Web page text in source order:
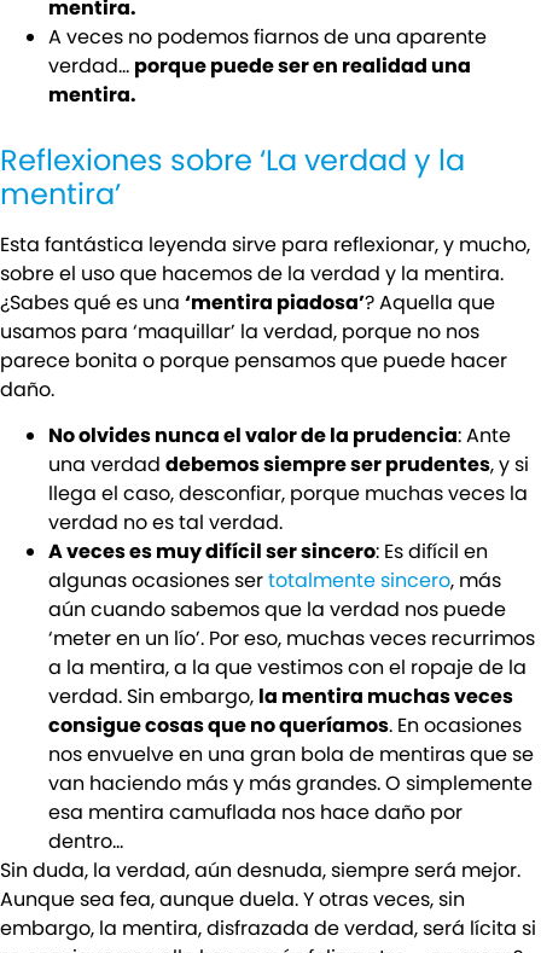
mentira.
A veces no podemos fiarnos de una aparente
verdad… porque puede ser en realidad una
mentira.
Reflexiones sobre ‘La verdad y la
mentira’
Esta fantástica leyenda sirve para reflexionar, y mucho,
sobre el uso que hacemos de la verdad y la mentira.
¿Sabes qué es una ‘mentira piadosa’? Aquella que
usamos para ‘maquillar’ la verdad, porque no nos
parece bonita o porque pensamos que puede hacer
daño.
No olvides nunca el valor de la prudencia: Ante
una verdad debemos siempre ser prudentes, y si
llega el caso, desconfiar, porque muchas veces la
verdad no es tal verdad.
A veces es muy difícil ser sincero: Es difícil en
algunas ocasiones sertotalmente sincero, más
aún cuando sabemos que la verdad nos puede
‘meter en un lío’. Por eso, muchas veces recurrimos
a la mentira, a la que vestimos con el ropaje de la
verdad. Sin embargo, la mentira muchas veces
consigue cosas que no queríamos. En ocasiones
nos envuelve en una gran bola de mentiras que se
van haciendo más y más grandes. O simplemente
esa mentira camuflada nos hace daño por
dentro…
Sin duda, la verdad, aún desnuda, siempre será mejor.
Aunque sea fea, aunque duela. Y otras veces, sin
embargo, la mentira, disfrazada de verdad, será lícita si